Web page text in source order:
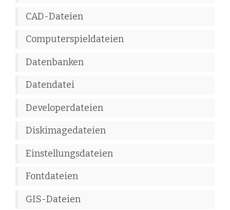
CAD-Dateien
Computerspieldateien
Datenbanken
Datendatei
Developerdateien
Diskimagedateien
Einstellungsdateien
Fontdateien
GIS-Dateien